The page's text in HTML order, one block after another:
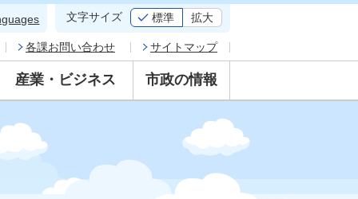
文字サイズ 標準 拡大
産業・ビジネス 市政の情報
各課お問い合わせ サイトマップ